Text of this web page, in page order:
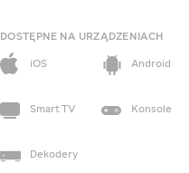
DOSTĘPNE NA URZĄDZENIACH
iOS
Android
Smart TV Konsole
Dekodery